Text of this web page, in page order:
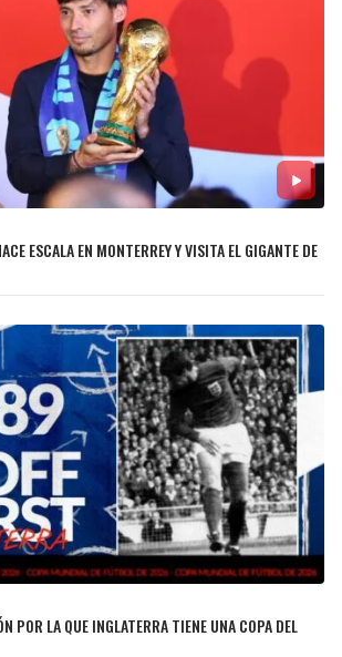
ESCALA EN MONTERREY Y VISITA EL GIGANTE DE
POR LA QUE INGLATERRA TIENE UNA COPA DEL